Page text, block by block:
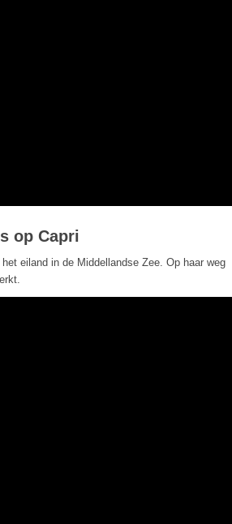
op Capri
eiland in de Middellandse Zee. Op haar weg